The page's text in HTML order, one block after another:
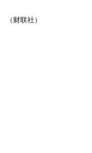
（财联社）